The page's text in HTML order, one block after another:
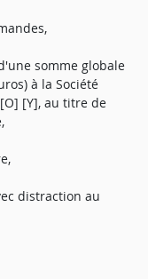
somme globale
à la Société
[Y], au titre de
distraction au